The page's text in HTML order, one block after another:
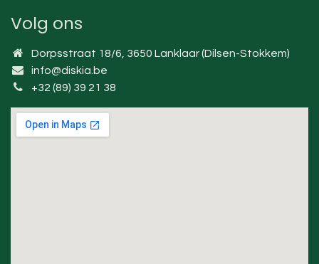
Volg ons
Dorpsstraat 18/6, 3650 Lanklaar (Dilsen-Stokkem)
info@diskia.be
+32 (89) 39 21 38